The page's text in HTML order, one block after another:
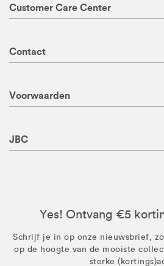
Customer Care Center
Contact
Voorwaarden
JBC
Yes! Ontvang €5
Schrijf je in op onze nieuwsbrief,
op de hoogte van de mooiste
sterke